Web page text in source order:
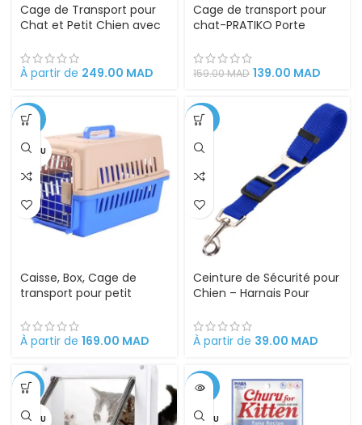
Cage de Transport pour
Chat et Petit Chien avec
Cage Robuste,
Confortable et Pratique
Sécurisés
À partir de 249.00 MAD
Cage de transport pour
chat-PRATIKO Porte
55CM/36CM/36CM H
159.00MAD 139.00 MAD
-32%
VENDU
Caisse, Box, Cage de
transport pour petit
Métallique, Clips,
Séparateur d’urine et
À partir de 169.00 MAD
-20%
Ceinture de Sécurité pour
Chien – Harnais Pour
À partir de 39.00 MAD
-18%
VENDU
-25%
VENDU